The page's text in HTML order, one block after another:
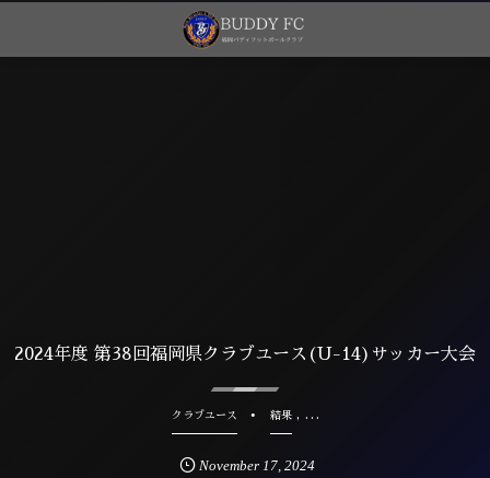
2024年度 第38回福岡県クラブユース(U-14)サッカー大会
クラブユース 結果, …
November 17, 2024